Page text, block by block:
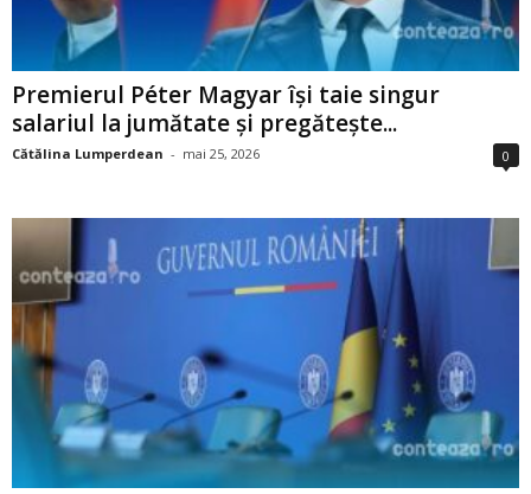
Premierul Péter Magyar își taie singur
salariul la jumătate și pregătește...
Cătălina Lumperdean - mai 25, 2026 0